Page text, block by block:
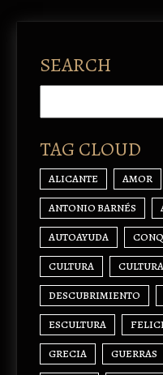
SEARCH
TAG CLOUD
ALICANTE AMOR
ANTONIO BARNÉS
AUTOAYUDA
CULTURA
DESCUBRIMIENTO
ESCULTURA
GRECIA GUERRAS